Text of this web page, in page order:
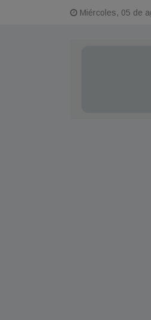
Miércoles, 05 de